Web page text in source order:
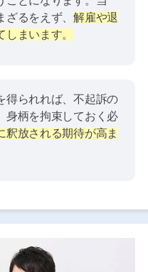
ざるをえず、解雇や退
まいます。
得られれば、不起訴の
身柄を拘束しておく必
釈放される期待が高ま